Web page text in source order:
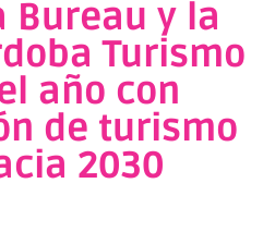
Bureau y la
Turismo
año con
de turismo
2030